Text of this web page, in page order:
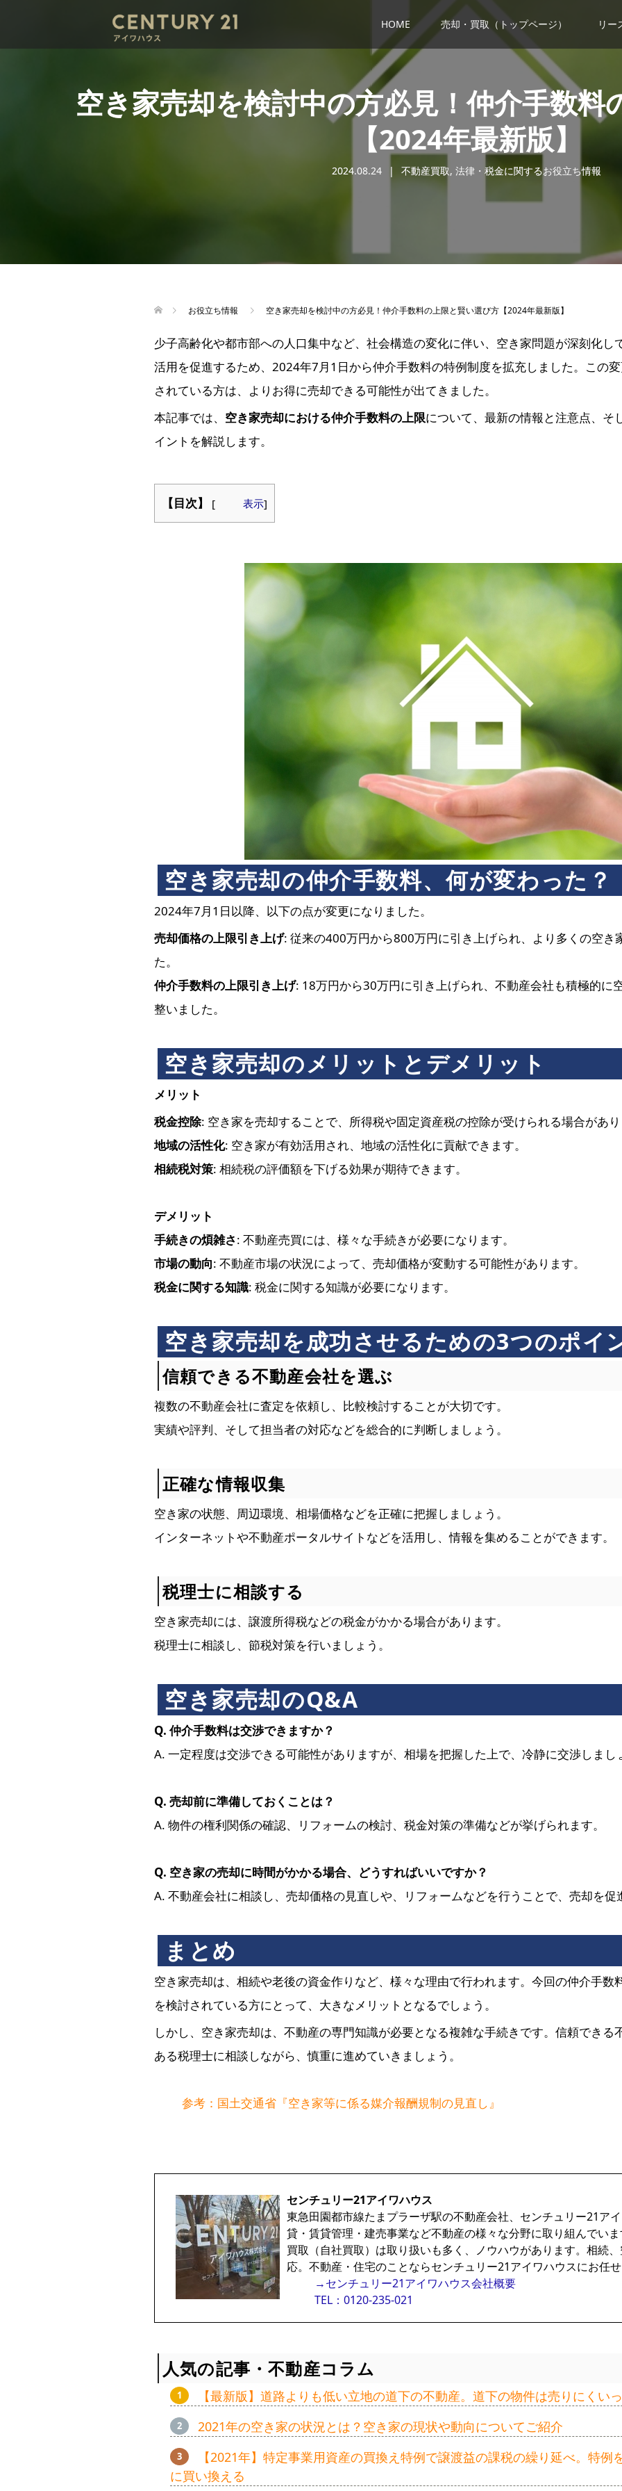
HOME 売却・買取（トップページ） リー
空き家売却を検討中の方必見！仲介手数料
【2024年最新版】
2024.08.24 不動産買取, 法律・税金に関するお役立ち情報
お役立ち情報 空き家売却を検討中の方必見！仲介手数料の上限と賢い選び方【2024年最新版】
少子高齢化や都市部への人口集中など、社会構造の変化に伴い、空き家問題が深刻化し
活用を促進するため、2024年7月1日から仲介手数料の特例制度を拡充しました。この
されている方は、よりお得に売却できる可能性が出てきました。
本記事では、 空き家売却における仲介手数料の上限について、最新の情報と注意点、そ
イントを解説します。
【目次】 [ 表示]
空き家売却の仲介手数料、何が変わった？
2024年7月1日以降、以下の点が変更になりました。
売却価格の上限引き上げ: 従来の400万円から800万円に引き上げられ、より多くの空き
た。
仲介手数料の上限引き上げ: 18万円から30万円に引き上げられ、不動産会社も積極的に
整いました。
空き家売却のメリットとデメリット
メリット
税金控除: 空き家を売却することで、所得税や固定資産税の控除が受けられる場合があ
地域の活性化: 空き家が有効活用され、地域の活性化に貢献できます。
相続税対策: 相続税の評価額を下げる効果が期待できます。
デメリット
手続きの煩雑さ: 不動産売買には、様々な手続きが必要になります。
市場の動向: 不動産市場の状況によって、売却価格が変動する可能性があります。
税金に関する知識: 税金に関する知識が必要になります。
空き家売却を成功させるための3つのポイ
信頼できる不動産会社を選ぶ
複数の不動産会社に査定を依頼し、比較検討することが大切です。
実績や評判、そして担当者の対応などを総合的に判断しましょう。
正確な情報収集
空き家の状態、周辺環境、相場価格などを正確に把握しましょう。
インターネットや不動産ポータルサイトなどを活用し、情報を集めることができます。
税理士に相談する
空き家売却には、譲渡所得税などの税金がかかる場合があります。
税理士に相談し、節税対策を行いましょう。
空き家売却のQ&A
Q. 仲介手数料は交渉できますか？
A. 一定程度は交渉できる可能性がありますが、相場を把握した上で、冷静に交渉しまし
Q. 売却前に準備しておくことは？
A. 物件の権利関係の確認、リフォームの検討、税金対策の準備などが挙げられます。
Q. 空き家の売却に時間がかかる場合、どうすればいいですか？
A. 不動産会社に相談し、売却価格の見直しや、リフォームなどを行うことで、売却を
まとめ
空き家売却は、相続や老後の資金作りなど、様々な理由で行われます。今回の仲介手数
を検討されている方にとって、大きなメリットとなるでしょう。
しかし、空き家売却は、不動産の専門知識が必要となる複雑な手続きです。信頼できる
ある税理士に相談しながら、慎重に進めていきましょう。
参考：国土交通省『空き家等に係る媒介報酬規制の見直し』
センチュリー21アイワハウス
東急田園都市線たまプラーザ駅の不動産会社、センチュリー21ア
貸・賃貸管理・建売事業など不動産の様々な分野に取り組んでい
買取（自社買取）は取り扱いも多く、ノウハウがあります。相続
応。不動産・住宅のことならセンチュリー21アイワハウスにお任
→センチュリー21アイワハウス会社概要
TEL：0120-235-021
人気の記事・不動産コラム
【最新版】道路よりも低い立地の道下の不動産。道下の物件は売りにくい
2021年の空き家の状況とは？空き家の現状や動向についてご紹介
【2021年】特定事業用資産の買換え特例で譲渡益の課税の繰り延べ。特例
に買い換える